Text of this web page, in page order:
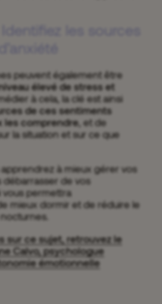
peuvent également être
élevé de stress et
à cela, la clé est ainsi
de ces sentiments
les comprendre, et de
la situation et sur ce que
à mieux gérer vos
débarrasser de vos
vous permettra
mieux dormir et de réduire le
sur ce sujet, retrouvez le
Calvo, psychologue
émotionnelle